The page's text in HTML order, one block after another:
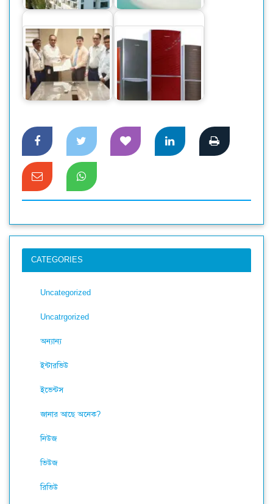
ইউএস-বাংলা
এয়ারলাইন্সের সিএএবি
পার্ট ১৪৭…
দেশি ফ্রিজে স্বপ্নপূরণ
CATEGORIES
Uncategorized
Uncatrgorized
অন্যান্য
ইন্টারভিউ
ইভেন্টস
জানার আছে অনেক?
নিউজ
ভিউজ
রিভিউ